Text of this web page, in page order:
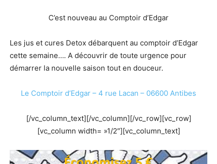
C’est nouveau au Comptoir d’Edgar
Les jus et cures Detox débarquent au comptoir d’Edgar
cette semaine…. A découvrir de toute urgence pour
démarrer la nouvelle saison tout en douceur.
Le Comptoir d’Edgar – 4 rue Lacan – 06600 Antibes
[/vc_column_text][/vc_column][/vc_row][vc_row]
[vc_column width= »1/2″][vc_column_text]